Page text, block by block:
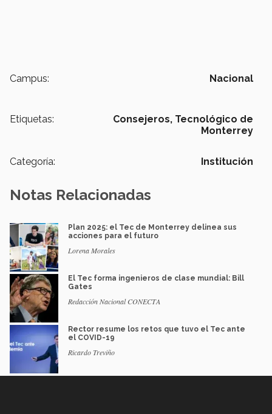
Campus: Nacional
Etiquetas: Consejeros, Tecnológico de
Monterrey
Categoría: Institución
Notas Relacionadas
Plan 2025: el Tec de Monterrey delinea sus
acciones para el futuro
Lorena Morales
El Tec forma ingenieros de clase mundial: Bill
Gates
Redacción Nacional CONECTA
Rector resume los retos que tuvo el Tec ante
el COVID-19
Ricardo Treviño